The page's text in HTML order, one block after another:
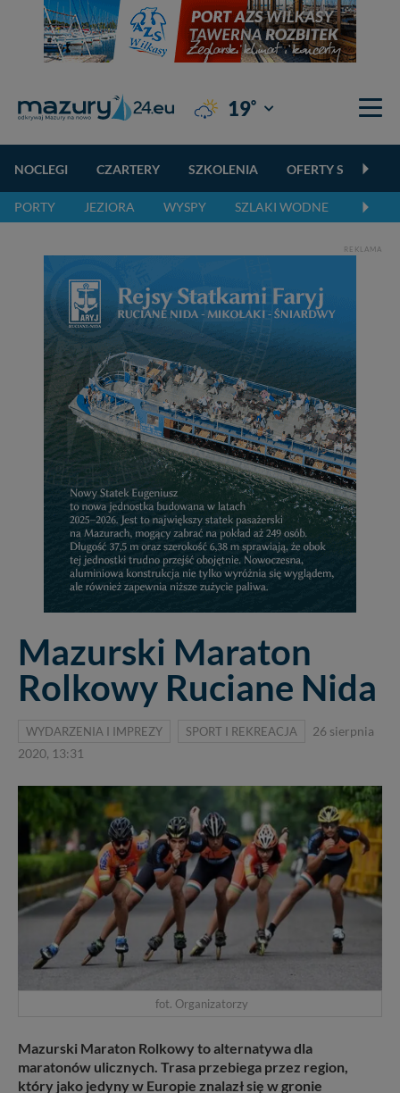
19° Giżycko
NOCLEGI CZARTERY SZKOLENIA OFERTY
PORTY JEZIORA WYSPY SZLAKI WODNE
REKLAMA
Mazurski Maraton
Rolkowy Ruciane Nida
WYDARZENIA I IMPREZY SPORT I REKREACJA
26 sierpnia
2020, 13:31
fot. Organizatorzy
Mazurski Maraton Rolkowy to alternatywa dla
maratonów ulicznych. Trasa przebiega przez region,
który jako jedyny w Europie znalazł się w gronie